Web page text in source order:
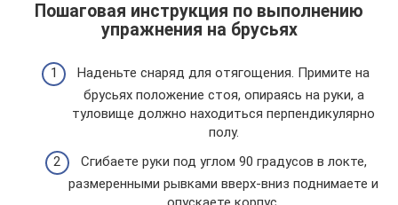
Пошаговая инструкция по выполнению
упражнения на брусьях
Наденьте снаряд для отягощения. Примите на
брусьях положение стоя, опираясь на руки, а
туловище должно находиться перпендикулярно
полу.
Сгибаете руки под углом 90 градусов в локте,
размеренными рывками вверх-вниз поднимаете и